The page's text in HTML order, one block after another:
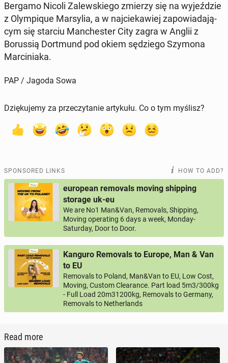
Bergamo Nicoli Za­lewskiego zmierzy się na wyjeździe
z Olympique Mar­sylia, a w na­j­ciekaw­iej za­powiada­ją­
cym się starciu Man­ches­ter City zagra w Anglii z
Borus­sią Dort­mund pod okiem sędziego Szymona
Marcini­a­ka.
PAP / Jagoda Sowa
Dziękujemy za przeczytanie artykułu. Co o tym myślisz?
SPONSORED LINKS HOW TO ADD?
european removals moving shipping
storage uk-eu
We are No1 Man&Van, Removals, Shipping,
Moving operating 6 days a week, Monday-
Saturday, Door to Door.
Kanguro Removals to Europe, Man & Van
to EU
Removals to Poland, Man&Van to EU, Low Cost,
Moving, Custom Clearance. Part load 5m3/300kg
- Full Load 20m31200kg, Removals to Germany,
Removals to Netherlands
Read more